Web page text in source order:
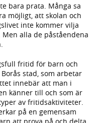
bara prata. Många sa
möjligt, att skolan och
inte kommer vilja
alla de påståendena
fritid för barn och
stad, som arbetar
innebär att man i
känner till och som är
av fritidsaktiviteter.
på en gemensam